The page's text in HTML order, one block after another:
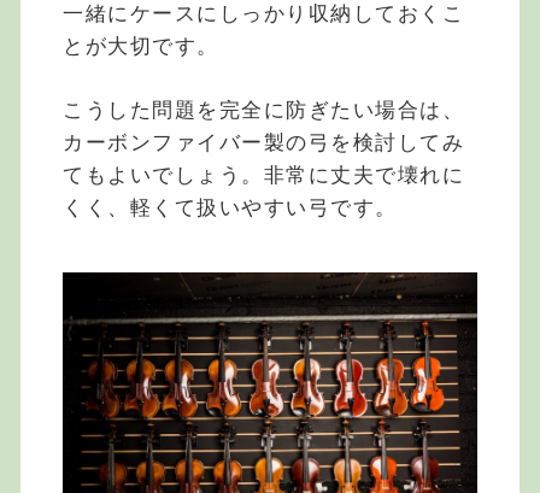
一緒にケースにしっかり収納しておくこ
とが大切です。
こうした問題を完全に防ぎたい場合は、
カーボンファイバー製の弓を検討してみ
てもよいでしょう。非常に丈夫で壊れに
くく、軽くて扱いやすい弓です。